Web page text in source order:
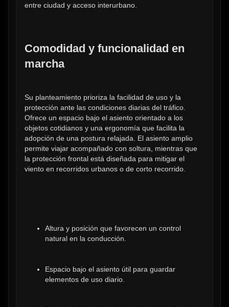
entre ciudad y acceso interurbano.
Comodidad y funcionalidad en
marcha
Su planteamiento prioriza la facilidad de uso y la
protección ante las condiciones diarias del tráfico.
Ofrece un espacio bajo el asiento orientado a los
objetos cotidianos y una ergonomía que facilita la
adopción de una postura relajada. El asiento amplio
permite viajar acompañado con soltura, mientras que
la protección frontal está diseñada para mitigar el
viento en recorridos urbanos o de corto recorrido.
Altura y posición que favorecen un control
natural en la conducción.
Espacio bajo el asiento útil para guardar
elementos de uso diario.